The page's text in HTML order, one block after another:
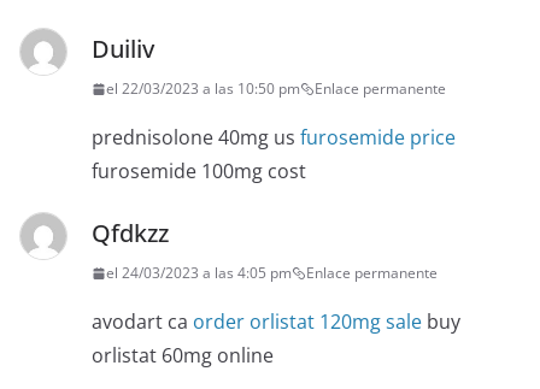
Duiliv
el 22/03/2023 a las 10:50 pm Enlace permanente
prednisolone 40mg us furosemide price
furosemide 100mg cost
Qfdkzz
el 24/03/2023 a las 4:05 pm Enlace permanente
avodart ca order orlistat 120mg sale buy
orlistat 60mg online